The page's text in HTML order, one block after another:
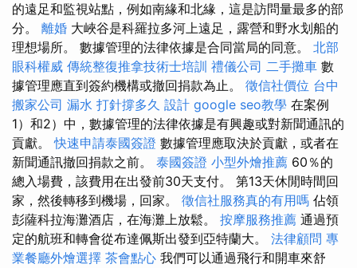
的遠足和監視站點，例如南緣和北緣，這是訪問量最多的部
分。 離婚 大峽谷是科羅拉多河上遠足，露營和野水划船的
理想場所。 數據管理的法律依據是合同當局的同意。 北部
眼科權威 傳統整復推拿技術士培訓 禮儀公司 二手攤車 數
據管理應直到簽約機構或撤回捐款為止。 徵信社價位 台中
搬家公司 漏水 打針撐多久 設計 google seo教學 在案例
1）和2）中，數據管理的法律依據是有興趣或對新聞通訊的
貢獻。快速申請泰國簽證 數據管理應取決於貢獻，或者在
新聞通訊撤回捐款之前。 泰國簽證 小型外燴推薦 60％的
總入場費，該費用在出發前30天支付。 第13天休閒時間回
家，然後轉移到機場，回家。 徵信社服務真的有用嗎 佔領
彭薩科拉海灘酒店，在海灘上放鬆。 按摩服務推薦 通過預
定的航班和轉會從布達佩斯出發到亞特蘭大。 法律顧問 專
業餐廳外燴選擇 茶會點心 我們可以通過飛行和開車來舒